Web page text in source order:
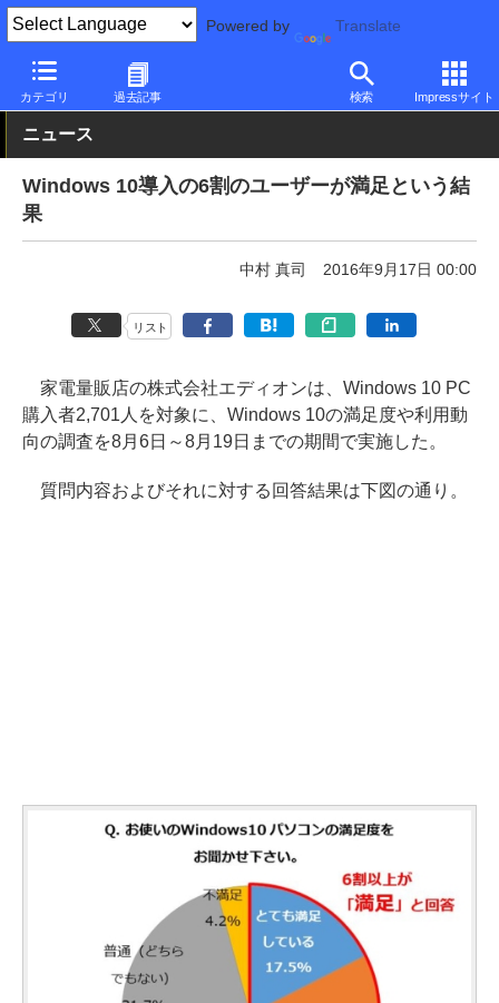
Powered by Translate
カテゴリ 過去記事 検索 Impressサイト
PC Watch 市場 動向
ニュース
Windows 10導入の6割のユーザーが満足という結
果
中村 真司 2016年9月17日 00:00
リスト
家電量販店の株式会社エディオンは、Windows 10 PC
購入者2,701人を対象に、Windows 10の満足度や利用動
向の調査を8月6日～8月19日までの期間で実施した。
質問内容およびそれに対する回答結果は下図の通り。